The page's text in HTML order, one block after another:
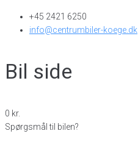
+45 2421 6250
info@centrumbiler-koege.dk
Bil side
0 kr.
Spørgsmål til bilen?